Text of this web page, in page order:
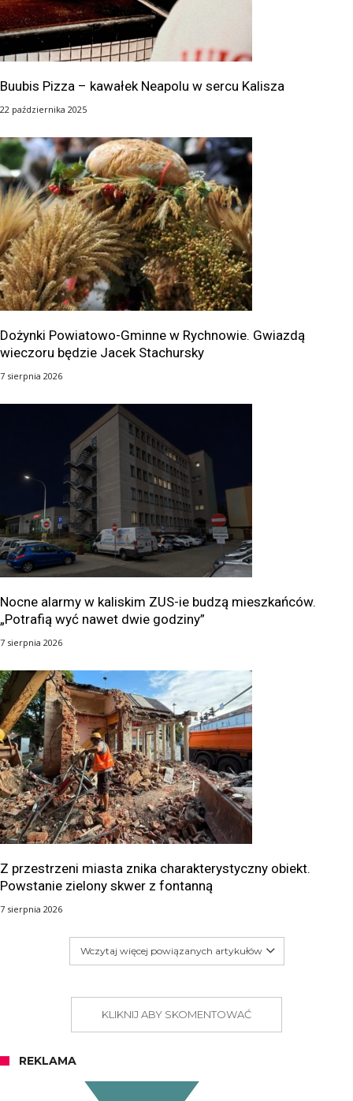
Buubis Pizza – kawałek Neapolu w sercu Kalisza
22 października 2025
Dożynki Powiatowo-Gminne w Rychnowie. Gwiazdą
wieczoru będzie Jacek Stachursky
7 sierpnia 2026
Nocne alarmy w kaliskim ZUS-ie budzą mieszkańców.
„Potrafią wyć nawet dwie godziny”
7 sierpnia 2026
Z przestrzeni miasta znika charakterystyczny obiekt.
Powstanie zielony skwer z fontanną
7 sierpnia 2026
Wczytaj więcej powiązanych artykułów
KLIKNIJ ABY SKOMENTOWAĆ
REKLAMA